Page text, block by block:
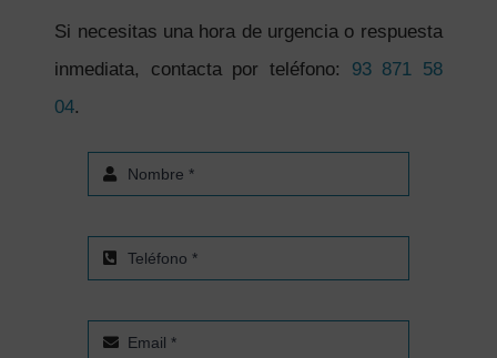
Si necesitas una hora de urgencia o respuesta
inmediata, contacta por teléfono: 93 871 58
04.